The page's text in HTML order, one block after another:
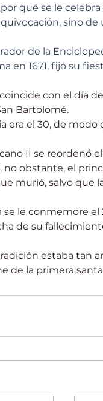
qué se le
sino de
de la
en 1671, fijó su
con el día
Bartolomé.
era el 30, de
II se reordenó
no obstante, el
murió, salvo que
se le conmemore el
de su
estaba tan
de la primera